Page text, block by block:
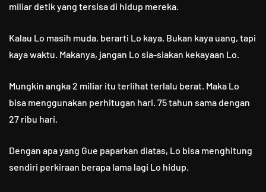
miliar detik yang tersisa di hidup mereka.
Kalau Lo masih muda, berarti Lo kaya. Bukan kaya uang, tapi
kaya waktu. Makanya, jangan Lo sia-siakan kekayaan Lo.
Mungkin angka 2 miliar itu terlihat terlalu berat. Maka Lo
bisa menggunakan perhitugan hari. 75 tahun sama dengan
27 ribu hari.
Dengan apa yang Gue paparkan diatas, Lo bisa menghitung
sendiri perkiraan berapa lama lagi Lo hidup.